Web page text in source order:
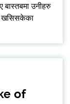
बास्तबमा उनीहरु
खसिसकेका
of